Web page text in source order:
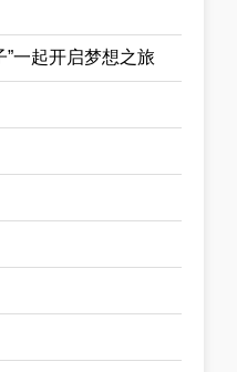
”一起开启梦想之旅